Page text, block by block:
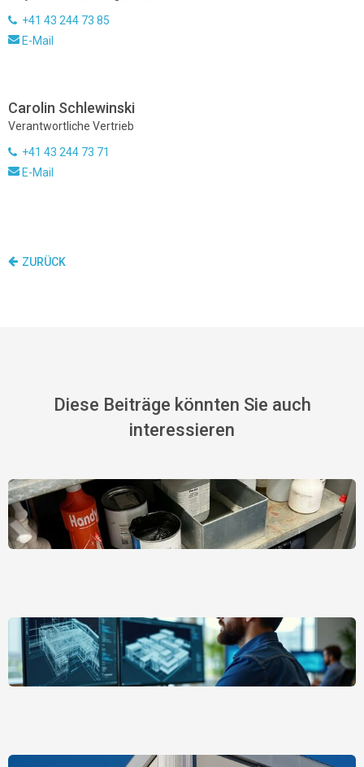
+41 43 244 73 85
E-Mail
Carolin Schlewinski
Verantwortliche Vertrieb
+41 43 244 73 71
E-Mail
ZURÜCK
Diese Beiträge könnten Sie auch
interessieren